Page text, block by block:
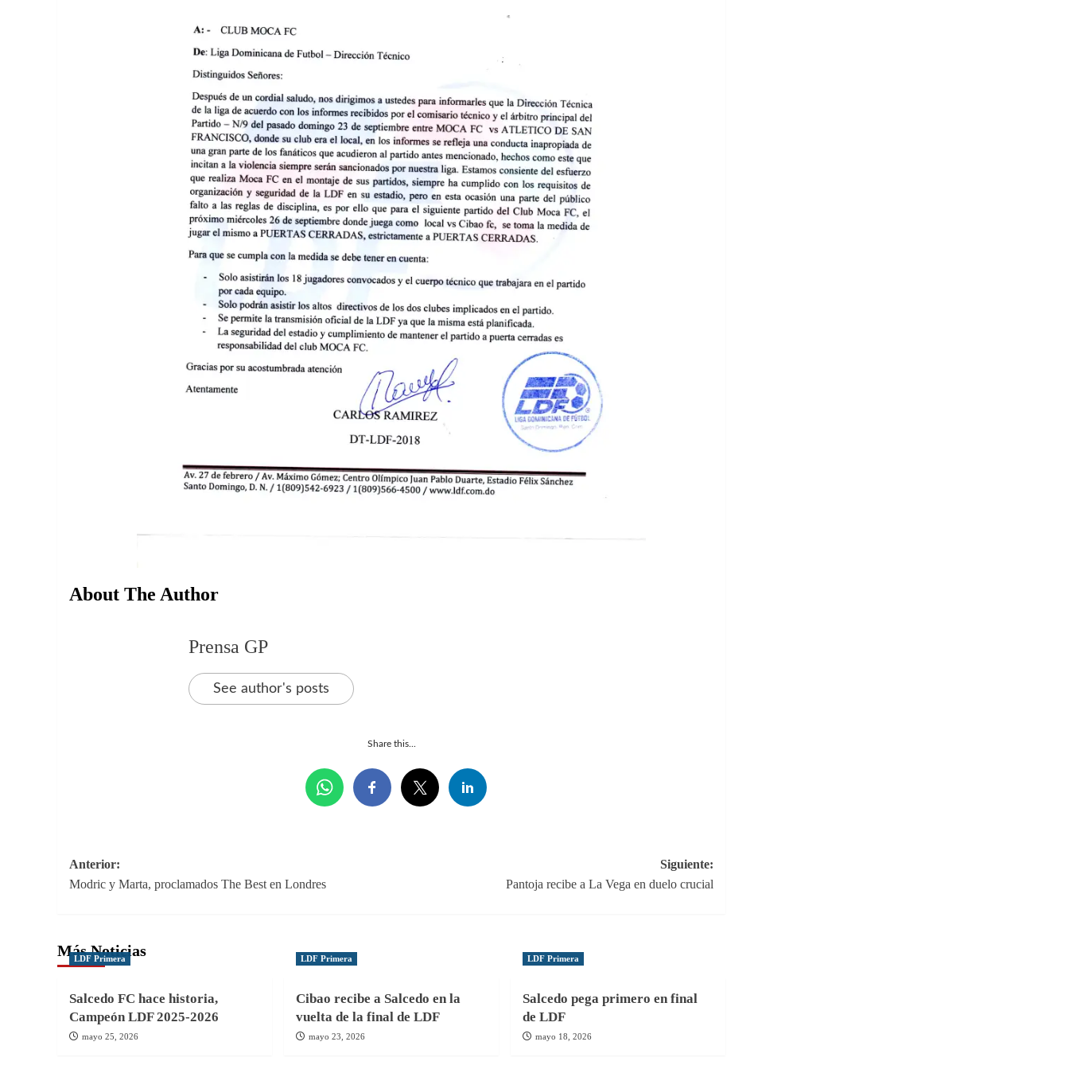
About The Author
Prensa GP
See author's posts
Share this...
Navegación
de
Anterior:
Modric y Marta, proclamados The Best en Londres
Siguiente:
Pantoja recibe a La Vega en duelo crucial
Más Noticias
LDF Primera
Salcedo FC hace historia,
Campeón LDF 2025-2026
mayo 25, 2026
LDF Primera
Cibao recibe a Salcedo en la
vuelta de la final de LDF
mayo 23, 2026
LDF Primera
Salcedo pega primero en final
de LDF
mayo 18, 2026